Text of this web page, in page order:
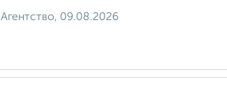
Агентство, 09.08.2026